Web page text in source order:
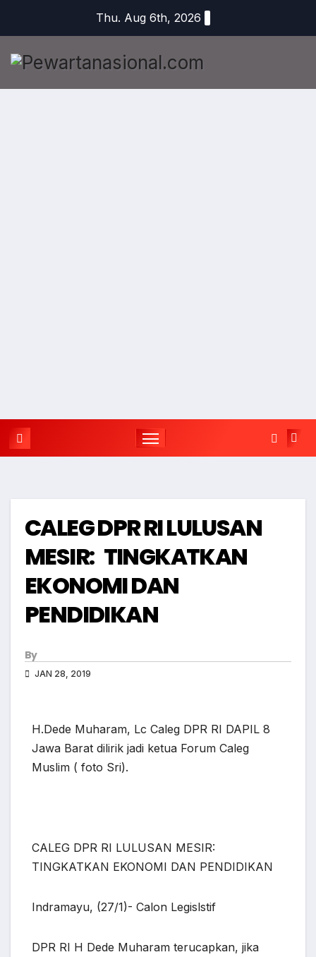
Thu. Aug 6th, 2026
CALEG DPR RI LULUSAN
MESIR: TINGKATKAN
EKONOMI DAN
PENDIDIKAN
By
JAN 28, 2019
H.Dede Muharam, Lc Caleg DPR RI DAPIL 8
Jawa Barat dilirik jadi ketua Forum Caleg
Muslim ( foto Sri).
CALEG DPR RI LULUSAN MESIR:
TINGKATKAN EKONOMI DAN PENDIDIKAN
Indramayu, (27/1)- Calon Legislstif
DPR RI H Dede Muharam terucapkan, jika